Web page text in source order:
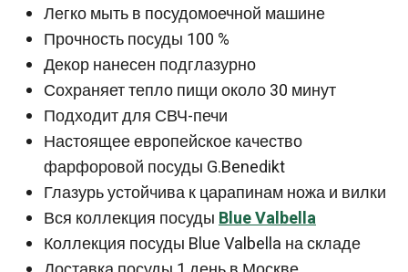
Легко мыть в посудомоечной машине
Прочность посуды 100 %
Декор нанесен подглазурно
Сохраняет тепло пищи около 30 минут
Подходит для СВЧ-печи
Настоящее европейское качество
фарфоровой посуды G.Benedikt
Глазурь устойчива к царапинам ножа и вилки
Вся коллекция посудыBlue Valbella
Коллекция посуды Blue Valbella на складе